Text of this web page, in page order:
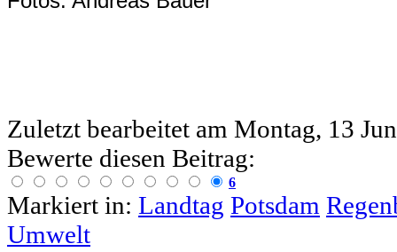
Zuletzt bearbeitet am Montag, 13
Bewerte diesen Beitrag:
6
Markiert in: Landtag Potsdam
Umwelt